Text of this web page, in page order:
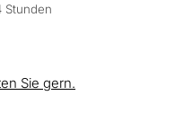
Stunden
Sie gern.